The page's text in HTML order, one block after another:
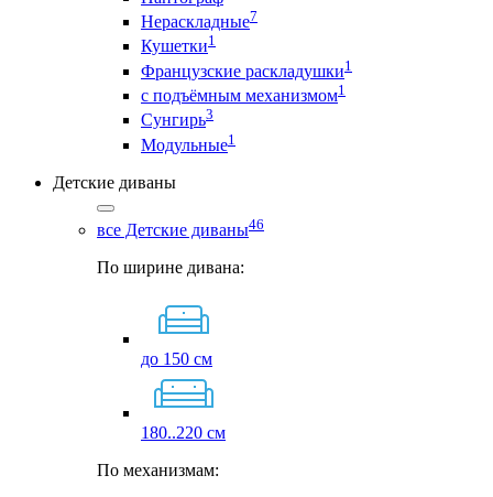
Нераскладные7
Кушетки1
Французские раскладушки1
с подъёмным механизмом1
Сунгирь3
Модульные1
Детские диваны
все Детские диваны46
По ширине дивана:
до 150 см
180..220 см
По механизмам: